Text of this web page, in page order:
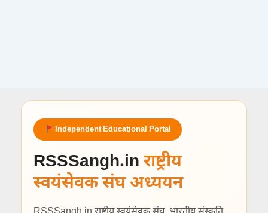
Independent Educational Portal
RSSSangh.in राष्ट्रीय
स्वयंसेवक संघ अध्ययन